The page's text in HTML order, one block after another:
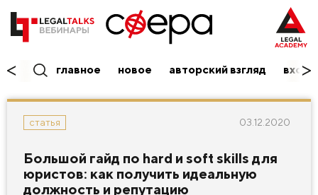
главное новое авторский взгляд вход/
статья 03.12.2020
Большой гайд по hard и soft skills для
юристов: как получить идеальную
должность и репутацию